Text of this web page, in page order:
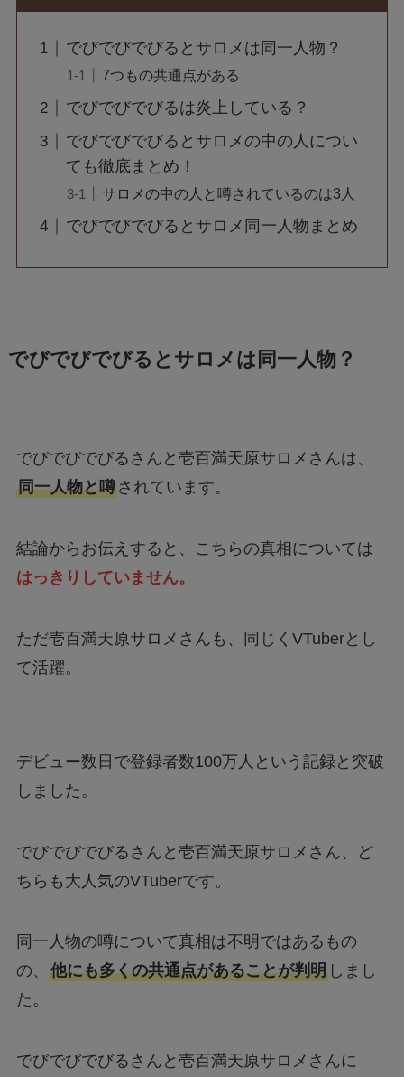
でびでびでびるとサロメは同一人物？
7つもの共通点がある
でびでびでびるは炎上している？
でびでびでびるとサロメの中の人につい
ても徹底まとめ！
サロメの中の人と噂されているのは3人
でびでびでびるとサロメ同一人物まとめ
でびでびでびるとサロメは同一人物？
でびでびでびるさんと壱百満天原サロメさんは、
同一人物と噂されています。
結論からお伝えすると、こちらの真相については
はっきりしていません。
ただ壱百満天原サロメさんも、同じくVTuberとし
て活躍。
デビュー数日で登録者数100万人という記録と突破
しました。
でびでびでびるさんと壱百満天原サロメさん、ど
ちらも大人気のVTuberです。
同一人物の噂について真相は不明ではあるもの
の、 他にも多くの共通点があることが判明しまし
た。
でびでびでびるさんと壱百満天原サロメさんに